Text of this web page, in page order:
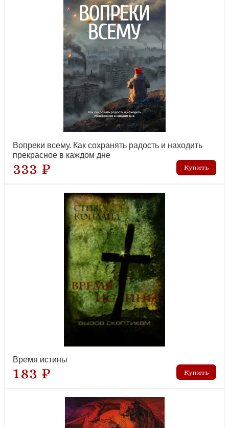
Вопреки всему. Как сохранять радость и находить
прекрасное в каждом дне
333 ₽
Время истины
183 ₽